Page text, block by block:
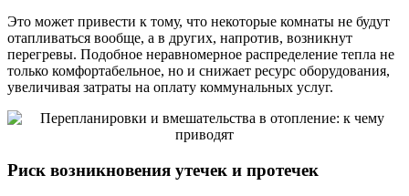
Это может привести к тому, что некоторые комнаты не будут
отапливаться вообще, а в других, напротив, возникнут
перегревы. Подобное неравномерное распределение тепла не
только комфортабельное, но и снижает ресурс оборудования,
увеличивая затраты на оплату коммунальных услуг.
Риск возникновения утечек и протечек